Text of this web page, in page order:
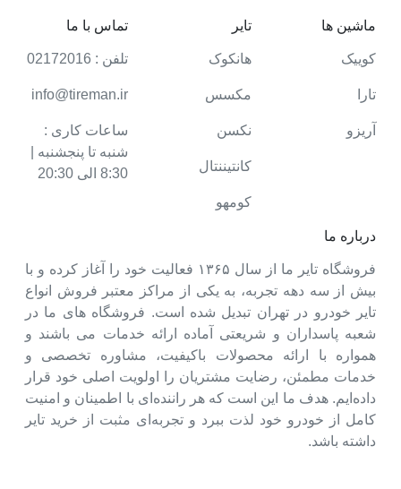
درباره ما
فروشگاه تایر ما از سال ۱۳۶۵ فعالیت خود را آغاز کرده و با
بیش از سه دهه تجربه، به یکی از مراکز معتبر فروش انواع
تایر خودرو در تهران تبدیل شده است. فروشگاه های ما در
شعبه پاسداران و شریعتی آماده ارائه خدمات می باشند و
همواره با ارائه محصولات باکیفیت، مشاوره تخصصی و
خدمات مطمئن، رضایت مشتریان را اولویت اصلی خود قرار
داده‌ایم. هدف ما این است که هر راننده‌ای با اطمینان و امنیت
کامل از خودرو خود لذت ببرد و تجربه‌ای مثبت از خرید تایر
داشته باشد.
ماشین ها
کوییک
تارا
آریزو
تایر
هانکوک
مکسس
نکسن
کانتیننتال
کومهو
تماس با ما
تلفن : 02172016
info@tireman.ir
ساعات کاری :
شنبه تا پنجشنبه |
8:30 الی 20:30